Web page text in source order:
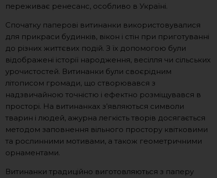
переживає ренесанс, особливо в Україні.
Спочатку паперові витинанки використовувалися
для прикраси будинків, вікон і стін при приготуванні
до різних життєвих подій. З їх допомогою були
відображені історії народження, весілля чи сільських
урочистостей. Витинанки були своєрідним
літописом громади, що створювався з
надзвичайною точністю і ефектно розміщувався в
просторі. На витинанках з’являються символи
тварин і людей, ажурна легкість творів досягається
методом ​​заповнення вільного простору квітковими
та рослинними мотивами, а також геометричними
орнаментами.
Витинанки традиційно виготовляються з паперу